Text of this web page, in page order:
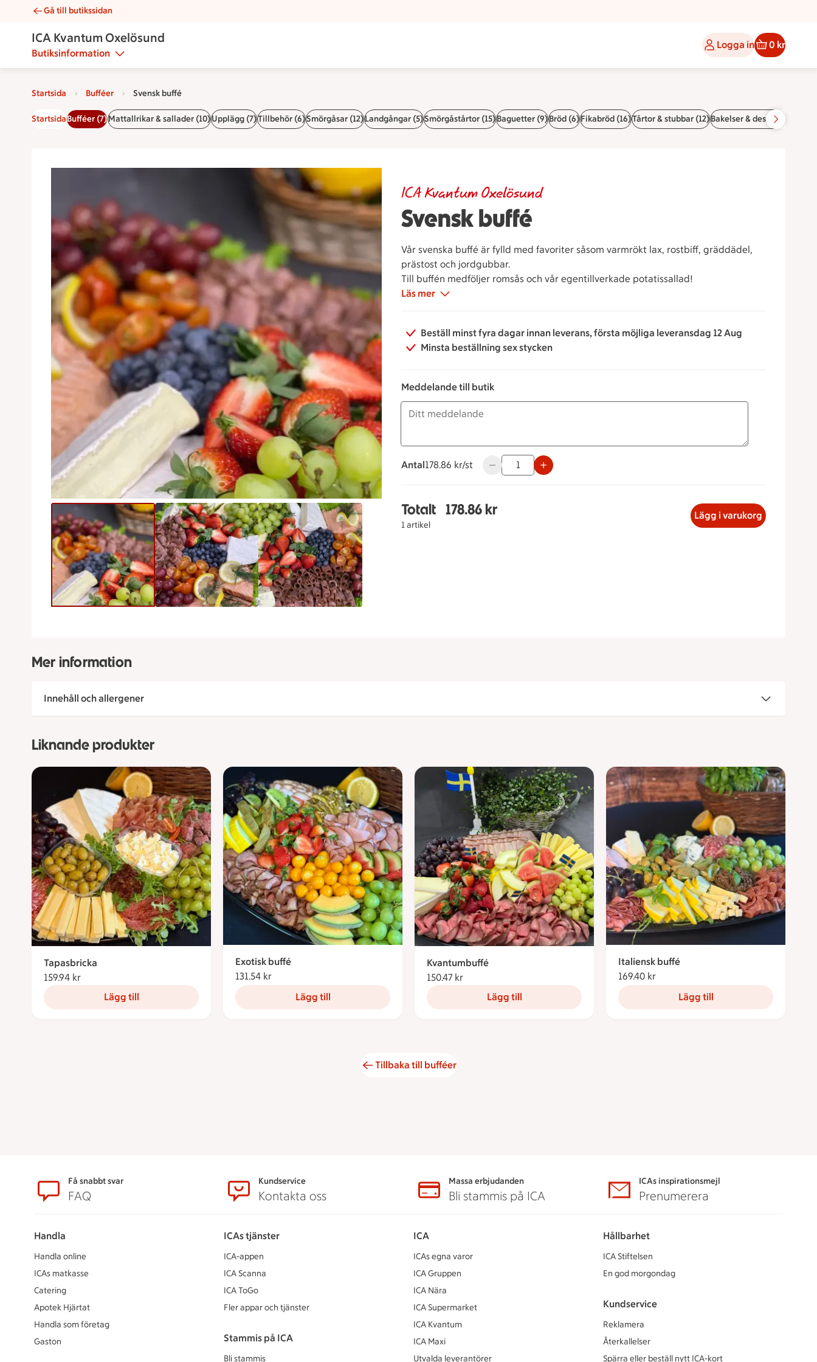
Svensk buffé | Catering ICA Kvantum Oxelösund
Gå till butikssidan
ICA Kvantum Oxelösund
Butiksinformation
Logga in 0 kr
Startsida Bufféer Svensk buffé
StartsidaBufféer (7)Mattallrikar & sallader (10)Upplägg (7)Tillbehör (6)Smörgåsar (12)Landgångar (5)Smörgåstårtor (15)Baguetter (9)Bröd (6)Fikabröd (16)Tårtor & stubbar (12)Bakelser & desserter (5)
Svensk buffé
ICA Kvantum Oxelösund
Vår svenska buffé är fylld med favoriter såsom varmrökt lax, rostbiff, gräddädel,
prästost och jordgubbar.
Till buffén medföljer romsås och vår egentillverkade potatissallad!
Läs mer
Beställ minst fyra dagar innan leverans, första möjliga leveransdag 12 Aug
Minsta beställning sex stycken
Meddelande till butik
Antal
178.86 kronor styck
178.86 kr/st Använd knapparna för att minska eller öka värdet, eller ange ett värde
Totalt
1 artikel
Totalt 1 stycken Svensk buffé, 178.86 kronor
178.86 kr Lägg i varukorg
Mer information
Innehåll och allergener
Liknande produkter
Tapasbricka
159.94 kr
Lägg till
Exotisk buffé
131.54 kr
Lägg till
Kvantumbuffé
150.47 kr
Lägg till
Italiensk buffé
169.40 kr
Lägg till
Tillbaka till bufféer
SidfotFå snabbt svar
FAQ
Kundservice
Kontakta oss
Massa erbjudanden
Bli stammis på ICA
ICAs inspirationsmejl
Prenumerera
Handla
Handla online
ICAs matkasse
Catering
Apotek Hjärtat
Handla som företag
Gaston
ICAs tjänster
ICA-appen
ICA Scanna
ICA ToGo
Fler appar och tjänster
Stammis på ICA
Bli stammis
ICA
ICAs egna varor
ICA Gruppen
ICA Nära
ICA Supermarket
ICA Kvantum
ICA Maxi
Utvalda leverantörer
Hållbarhet
ICA Stiftelsen
En god morgondag
Kundservice
Reklamera
Återkallelser
Spärra eller beställ nytt ICA-kort